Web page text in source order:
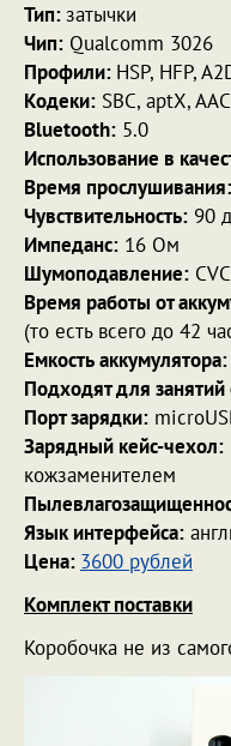
Тип:затычки
Чип: Qualcomm 3026
Профили: HSP, HFP,
Кодеки: SBC, aptX, AAC
Bluetooth: 5.0
Использование в
Время прослушивания:
Чувствительность: 90
Импеданс: 16 Ом
Шумоподавление:
Время работы от
(то есть всего до 42
Емкость аккумулятора:
Подходят для занятий
Порт зарядки:
Зарядный кейс-чехол:
кожзаменителем
Язык интерфейса:
Цена: 3600 рублей
Комплект поставки
Коробочка не из